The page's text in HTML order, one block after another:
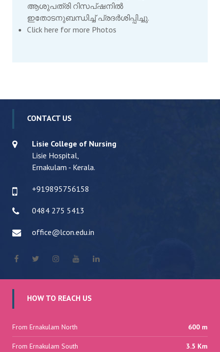
ആശുപത്രി റിസപ്‌ഷനിൽ
ഇതോടനുബന്ധിച്ച് പ്രദർശിപ്പിച്ചു.
Click here for more Photos
CONTACT US
Lisie College of Nursing
Lisie Hospital,
Ernakulam - Kerala.
+919895756158
0484 275 5413
office@lcon.edu.in
HOW TO REACH US
From Ernakulam North 600 m
From Ernakulam South 3.5 Km